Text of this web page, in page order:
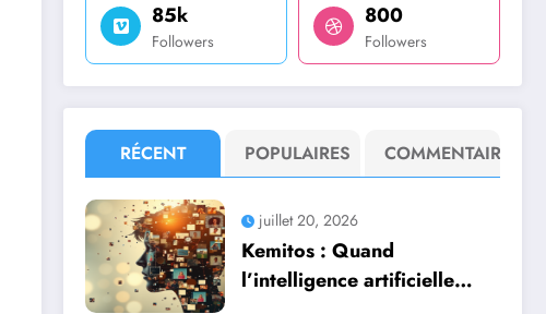
85k
Followers
800
Followers
RÉCENT POPULAIRES COMMENTAIRE
juillet 20, 2026
Kemitos : Quand
l’intelligence artificielle